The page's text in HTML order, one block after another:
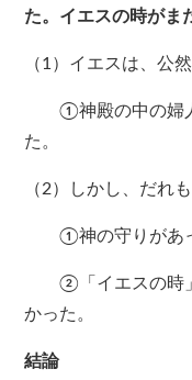
た。イエスの時がま
（1）イエスは、公
①神殿の中の婦人
た。
（2）しかし、だれ
①神の守りがあっ
②「イエスの時」
かった。
結論